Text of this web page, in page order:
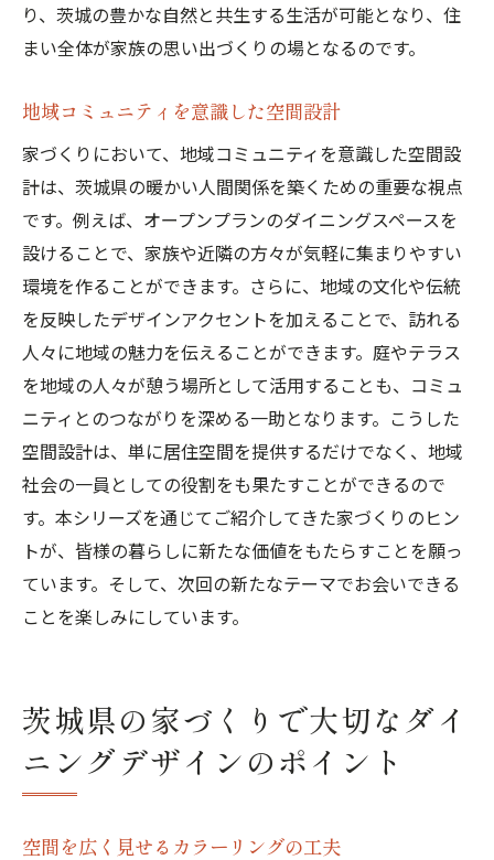
り、茨城の豊かな自然と共生する生活が可能となり、住
まい全体が家族の思い出づくりの場となるのです。
地域コミュニティを意識した空間設計
家づくりにおいて、地域コミュニティを意識した空間設
計は、茨城県の暖かい人間関係を築くための重要な視点
です。例えば、オープンプランのダイニングスペースを
設けることで、家族や近隣の方々が気軽に集まりやすい
環境を作ることができます。さらに、地域の文化や伝統
を反映したデザインアクセントを加えることで、訪れる
人々に地域の魅力を伝えることができます。庭やテラス
を地域の人々が憩う場所として活用することも、コミュ
ニティとのつながりを深める一助となります。こうした
空間設計は、単に居住空間を提供するだけでなく、地域
社会の一員としての役割をも果たすことができるので
す。本シリーズを通じてご紹介してきた家づくりのヒン
トが、皆様の暮らしに新たな価値をもたらすことを願っ
ています。そして、次回の新たなテーマでお会いできる
ことを楽しみにしています。
茨城県の家づくりで大切なダイ
ニングデザインのポイント
空間を広く見せるカラーリングの工夫